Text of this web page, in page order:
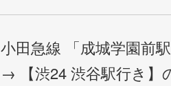
小田急線 「成城学園前
→ 【渋24 渋谷駅行き】